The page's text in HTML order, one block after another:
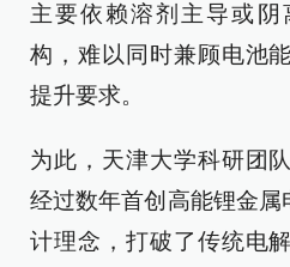
主要依赖溶剂主导或
构，难以同时兼顾电池
提升要求。
为此，天津大学科研团
经过数年首创高能锂金属
计理念，打破了传统电